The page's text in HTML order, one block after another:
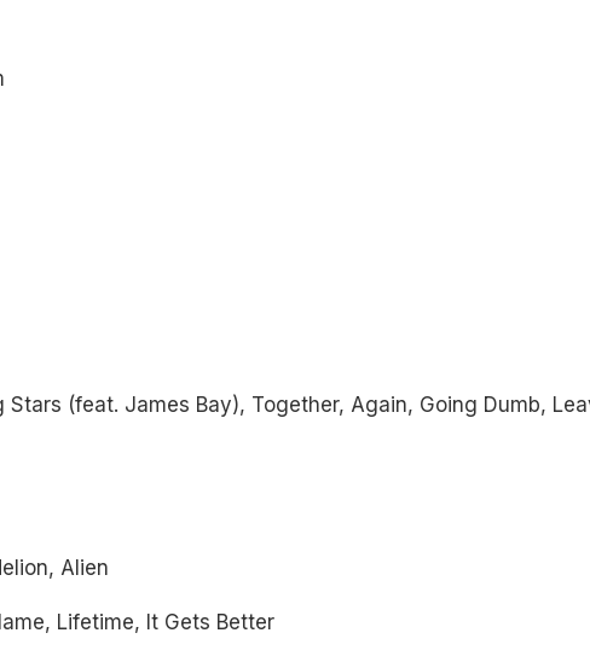
Stars (feat. James Bay), Together, Again, Going Dumb,
Alien
Lifetime, It Gets Better